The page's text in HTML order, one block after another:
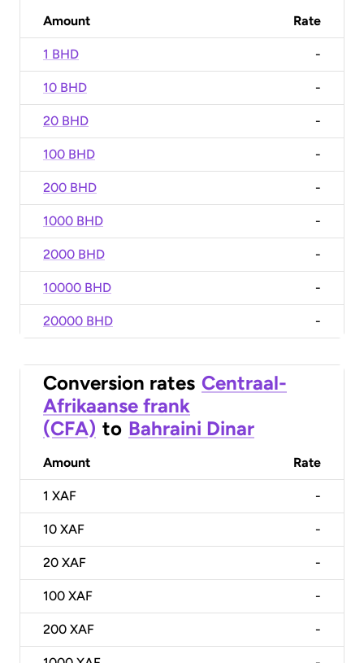
Amount Rate
1 BHD -
10 BHD -
20 BHD -
100 BHD -
200 BHD -
1000 BHD -
2000 BHD -
10000 BHD -
20000 BHD -
Conversion rates Centraal-
Afrikaanse frank
(CFA) to Bahraini Dinar
Amount Rate
1 XAF -
10 XAF -
20 XAF -
100 XAF -
200 XAF -